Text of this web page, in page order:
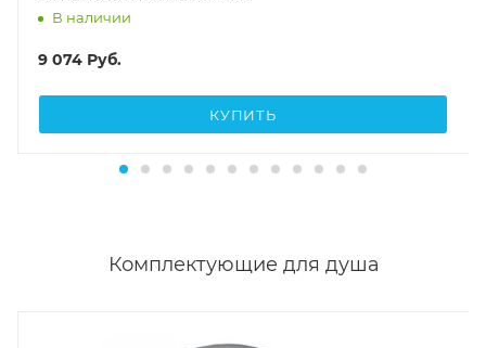
В наличии
9 074 Руб.
КУПИТЬ
Комплектующие для душа